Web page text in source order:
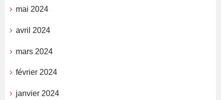
mai 2024
avril 2024
mars 2024
février 2024
janvier 2024